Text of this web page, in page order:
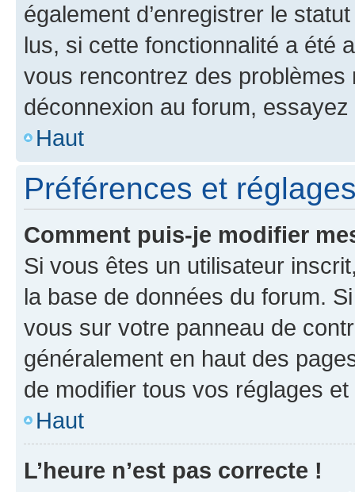
également d’enregistrer le
lus, si cette fonctionnalité a été
vous rencontrez des
déconnexion au forum,
Haut
Préférences et
Comment puis-je modifier
Si vous êtes un utilisateur
la base de données du forum.
vous sur votre panneau de
généralement en haut des
de modifier tous vos réglages
Haut
L’heure n’est pas correcte !